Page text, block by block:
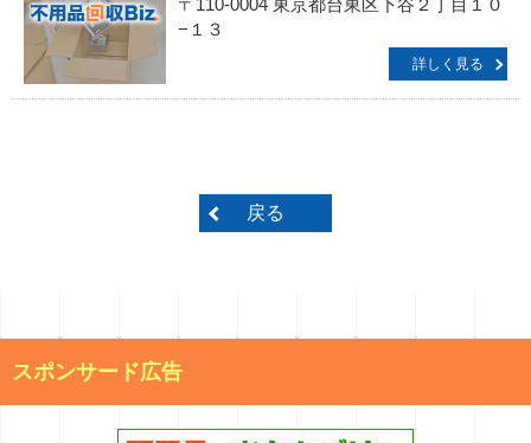
〒110-0004 東京都台東区下谷２丁目１０
−１３
詳しく見る
戻る
スポンサード広告